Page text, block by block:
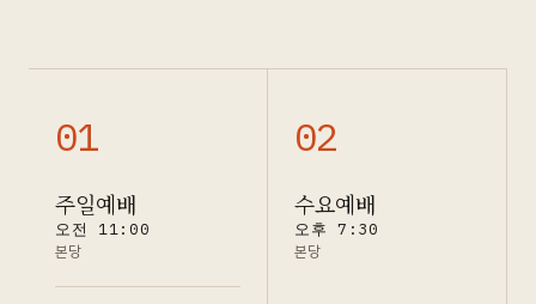
01
주일예배
오전 11:00
본당
02
수요예배
오후 7:30
본당